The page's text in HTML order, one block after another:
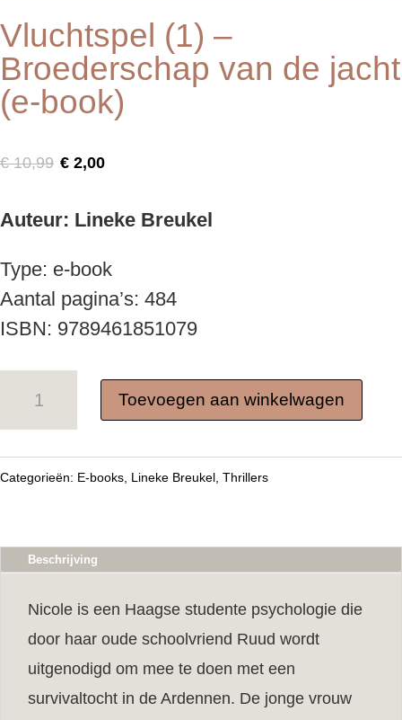
Vluchtspel (1) –
Broederschap van de jacht
(e-book)
€10,99 Oorspronkelijke
was:
€ 2,00Huidige
is:
Auteur: Lineke Breukel
Type: e-book
Aantal pagina’s: 484
ISBN: 9789461851079
Broederschap
jacht
book)
aantal
Toevoegen aan winkelwagen
Categorieën: E-books Lineke Breukel Thrillers
Beschrijving
Nicole is een Haagse studente psychologie die
door haar oude schoolvriend Ruud wordt
uitgenodigd om mee te doen met een
survivaltocht in de Ardennen. De jonge vrouw